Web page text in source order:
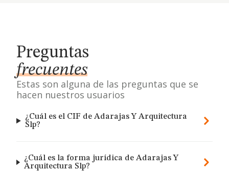
Preguntas
frecuentes
Estas son alguna de las preguntas que se
hacen nuestros usuarios
¿Cuál es el CIF de Adarajas Y Arquitectura
Slp?
¿Cuál es la forma jurídica de Adarajas Y
Arquitectura Slp?